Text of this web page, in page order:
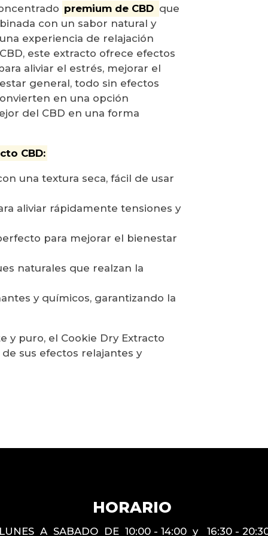
premium de CBD que
con un sabor natural y
experiencia de relajación
este extracto ofrece efectos
aliviar el estrés, mejorar el
general, todo sin efectos
en una opción
del CBD en una forma
CBD:
una textura seca, fácil de usar
aliviar rápidamente tensiones y
para mejorar el bienestar
naturales que realzan la
y químicos, garantizando la
y puro, el Cookie Dry Extracto
sus efectos relajantes y
HORARIO
A SABADO DE 10:00 - 14:00 y 16:30 -